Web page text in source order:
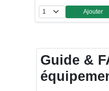
Quantité
Ajouter
Guide &